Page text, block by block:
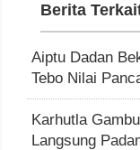
Berita
Aiptu Dadan
Tebo Nilai
Karhutla
Langsung